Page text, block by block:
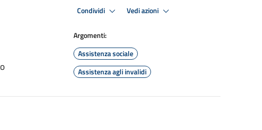
Condividi Vedi azioni
Argomenti:
Assistenza sociale
Assistenza agli invalidi